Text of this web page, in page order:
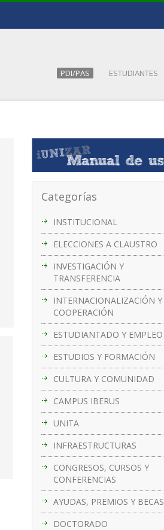
PDI/PAS ESTUDIANTES
Categorías
INSTITUCIONAL
ELECCIONES A CLAUSTRO
INVESTIGACIÓN Y
TRANSFERENCIA
INTERNACIONALIZACIÓN Y
COOPERACIÓN
ESTUDIANTADO Y EMPLEO
ESTUDIOS Y FORMACIÓN
CULTURA Y COMUNIDAD
CAMPUS IBERUS
UNITA
INFRAESTRUCTURAS
CONGRESOS, CURSOS Y
CONFERENCIAS
AYUDAS, PREMIOS Y BECAS
DOCTORADO